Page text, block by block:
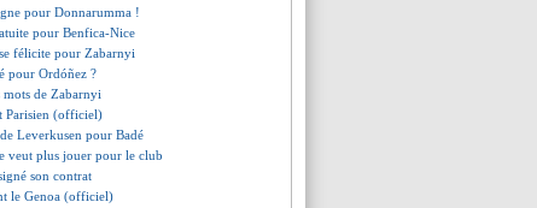
pour Donnarumma !
pour Benfica-Nice
félicite pour Zabarnyi
pour Ordóñez ?
mots de Zabarnyi
Parisien (officiel)
Leverkusen pour Badé
veut plus jouer pour le club
son contrat
le Genoa (officiel)